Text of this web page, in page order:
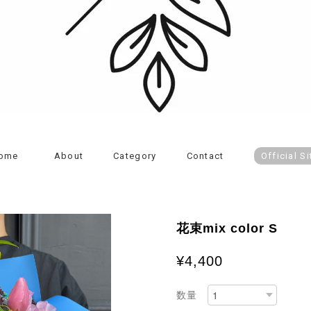
About Category Contact Official
花束mix color S
¥4,400
数量